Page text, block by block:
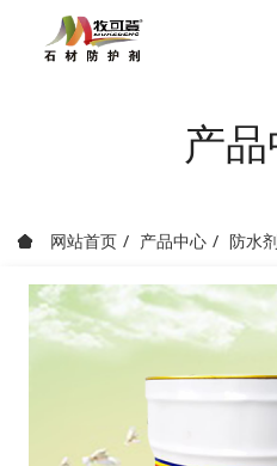
产
网站首页 产品中心 防水剂